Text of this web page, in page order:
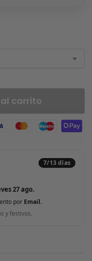
carrito
7/13 días
27 ago.
por Email.
y festivos.